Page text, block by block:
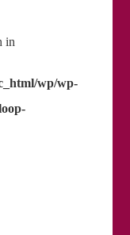
in
wp/wp-